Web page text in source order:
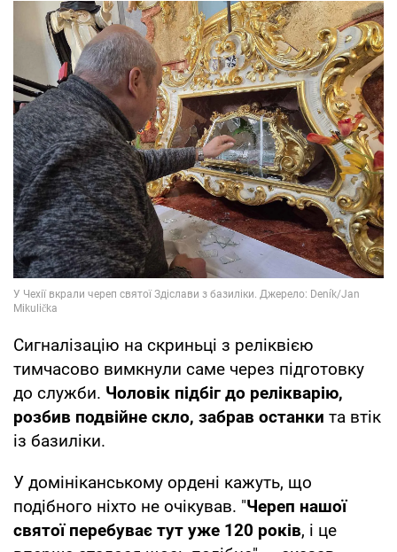
Сигналізацію на скриньці з реліквією
тимчасово вимкнули саме через підготовку
до служби. Чоловік підбіг до релікварію,
розбив подвійне скло, забрав останки та втік
із базиліки.
У домініканському ордені кажуть, що
подібного ніхто не очікував. "Череп нашої
святої перебуває тут уже 120 років, і це